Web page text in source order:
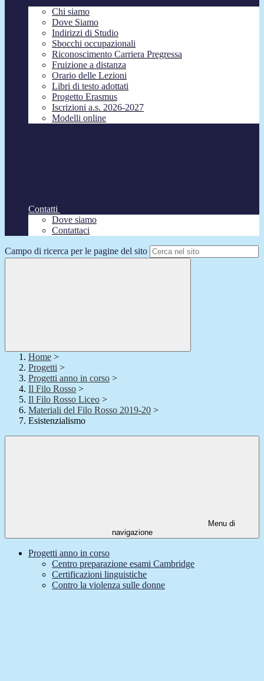
Chi siamo
Dove Siamo
Indirizzi di Studio
Sbocchi occupazionali
Riconoscimento Carriera Pregressa
Fruizione a distanza
Orario delle Lezioni
Libri di testo adottati
Progetto Erasmus
Iscrizioni a.s. 2026-2027
Modelli online
Contatti
Dove siamo
Contattaci
Campo di ricerca per le pagine del sito
Home >
Progetti >
Progetti anno in corso >
Il Filo Rosso >
Il Filo Rosso Liceo >
Materiali del Filo Rosso 2019-20 >
Esistenzialismo
Menu di
navigazione
Progetti anno in corso
Centro preparazione esami Cambridge
Certificazioni linguistiche
Contro la violenza sulle donne